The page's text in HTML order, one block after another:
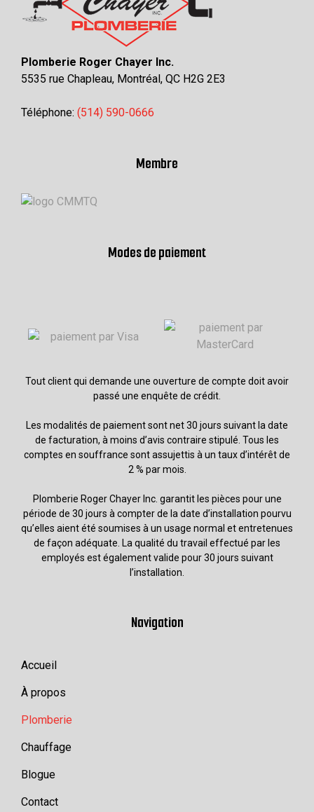
Plomberie Roger Chayer Inc.
5535 rue Chapleau, Montréal, QC H2G 2E3
Téléphone: (514) 590-0666
Membre
Modes de paiement
Tout client qui demande une ouverture de compte doit avoir
passé une enquête de crédit.
Les modalités de paiement sont net 30 jours suivant la date
de facturation, à moins d’avis contraire stipulé. Tous les
comptes en souffrance sont assujettis à un taux d’intérêt de
2 % par mois.
Plomberie Roger Chayer Inc. garantit les pièces pour une
période de 30 jours à compter de la date d’installation pourvu
qu’elles aient été soumises à un usage normal et entretenues
de façon adéquate. La qualité du travail effectué par les
employés est également valide pour 30 jours suivant
l’installation.
Navigation
Accueil
À propos
Plomberie
Chauffage
Blogue
Contact